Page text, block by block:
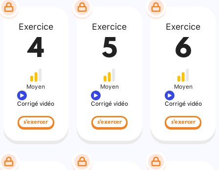
Exercice
4
Moyen
Corrigé vidéo
s'exercer
Exercice
5
Moyen
Corrigé vidéo
s'exercer
Exercice
6
Moyen
Corrigé vidéo
s'exercer